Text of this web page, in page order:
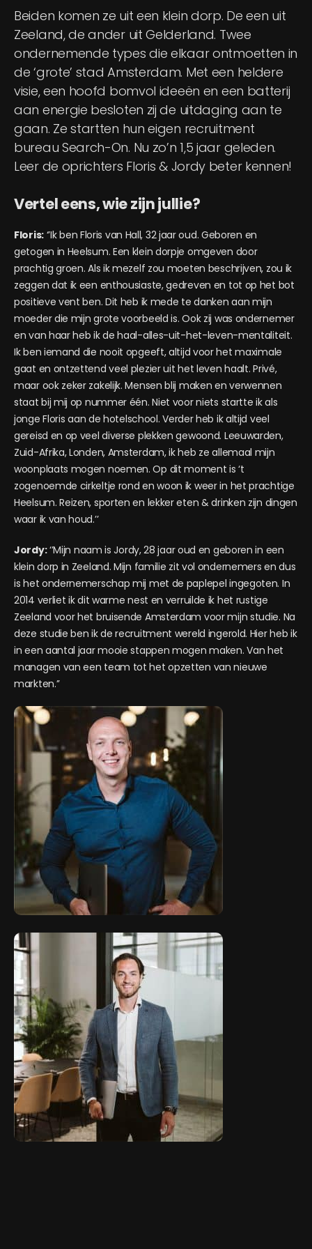
Beiden komen ze uit een klein dorp. De een uit
Zeeland, de ander uit Gelderland. Twee
ondernemende types die elkaar ontmoetten in
de ‘grote’ stad Amsterdam. Met een heldere
visie, een hoofd bomvol ideeën en een batterij
aan energie besloten zij de uitdaging aan te
gaan. Ze startten hun eigen recruitment
bureau Search-On. Nu zo’n 1,5 jaar geleden.
Leer de oprichters Floris & Jordy beter kennen!
Vertel eens, wie zijn jullie?
Floris:‘’Ik ben Floris van Hall, 32 jaar oud. Geboren en
getogen in Heelsum. Een klein dorpje omgeven door
prachtig groen. Als ik mezelf zou moeten beschrijven, zou ik
zeggen dat ik een enthousiaste, gedreven en tot op het bot
positieve vent ben. Dit heb ik mede te danken aan mijn
moeder die mijn grote voorbeeld is. Ook zij was ondernemer
en van haar heb ik de haal-alles-uit-het-leven-mentaliteit.
Ik ben iemand die nooit opgeeft, altijd voor het maximale
gaat en ontzettend veel plezier uit het leven haalt. Privé,
maar ook zeker zakelijk. Mensen blij maken en verwennen
staat bij mij op nummer één. Niet voor niets startte ik als
jongeFloris aan de hotelschool. Verder heb ik altijd veel
gereisd en op veel diverse plekken gewoond. Leeuwarden,
Zuid-Afrika, Londen, Amsterdam, ik heb ze allemaal mijn
woonplaats mogen noemen. Op dit moment is ‘t
zogenoemde cirkeltje rond en woon ik weer in het prachtige
Heelsum. Reizen, sporten en lekker eten & drinken zijn dingen
waar ik van houd.’’
Jordy:‘’Mijn naam is Jordy, 28 jaar oud en geboren in een
klein dorp in Zeeland. Mijn familie zit vol ondernemers en dus
is het ondernemerschap mij met de paplepel ingegoten. In
2014 verliet ik dit warme nest en verruilde ik het rustige
Zeeland voor het bruisende Amsterdam voor mijn studie. Na
deze studie ben ik de recruitment wereld ingerold. Hier heb ik
in een aantal jaar mooie stappen mogen maken. Van het
managen van een team tot het opzetten van nieuwe
markten.’’